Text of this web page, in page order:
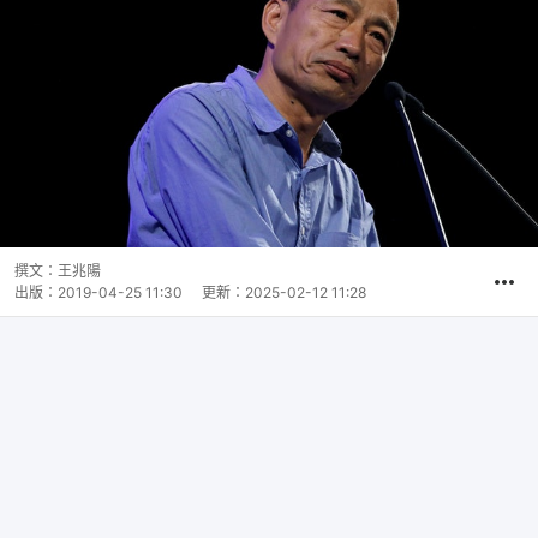
撰文： 王兆陽
出版： 2019-04-25 11:30 更新： 2025-02-12 11:28